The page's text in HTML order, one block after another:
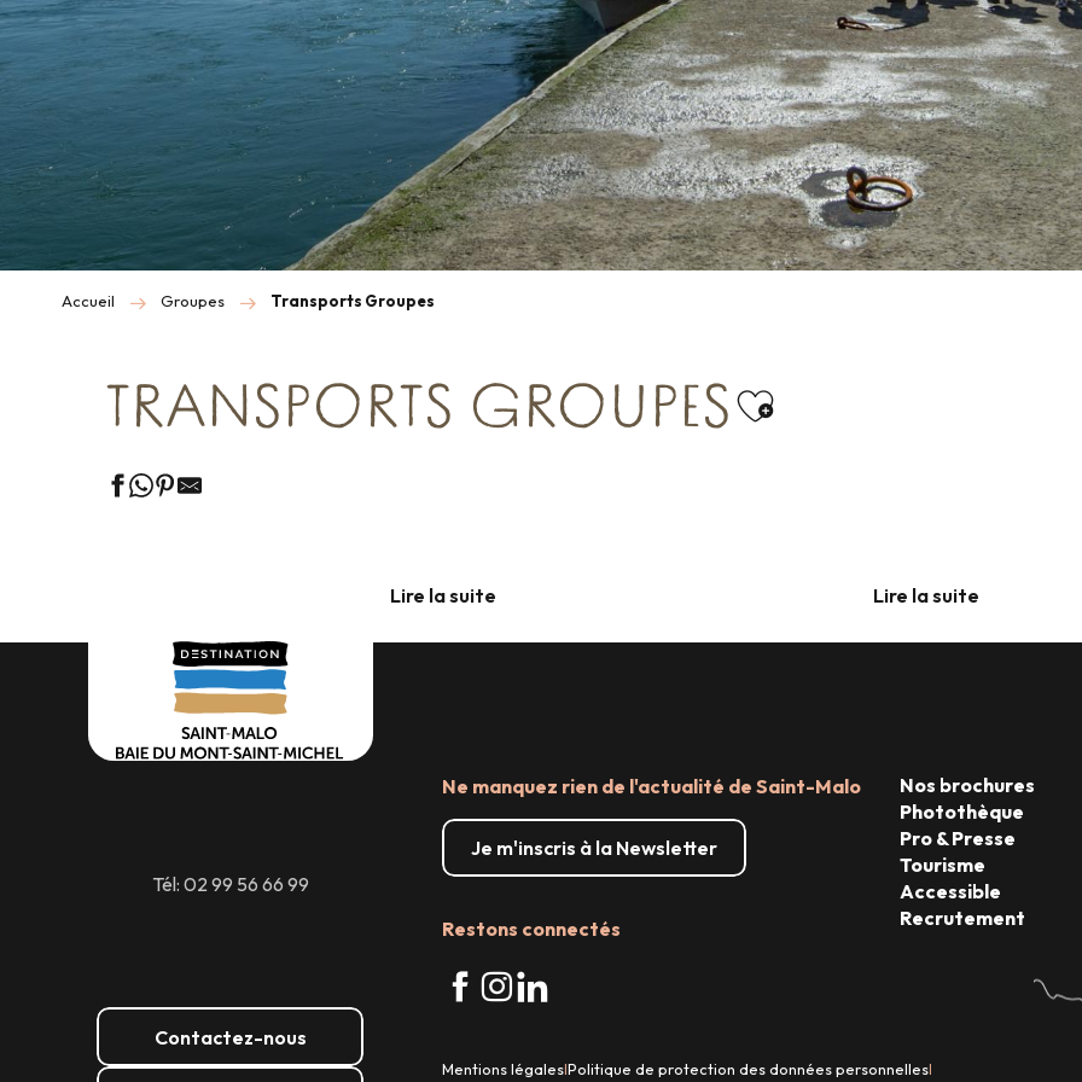
Accueil Groupes Transports Groupes
TRANSPORTS GROUPESAjouter aux
Lire la suite Lire la suite
Tél: 02 99 56 66 99
Contactez-nous
Ne manquez rien de l'actualité de Saint-Malo
Je m'inscris à la Newsletter
Restons connectés
Nos brochures
Photothèque
Pro & Presse
Tourisme
Accessible
Recrutement
Mentions légales|Politique de protection des données personnelles|